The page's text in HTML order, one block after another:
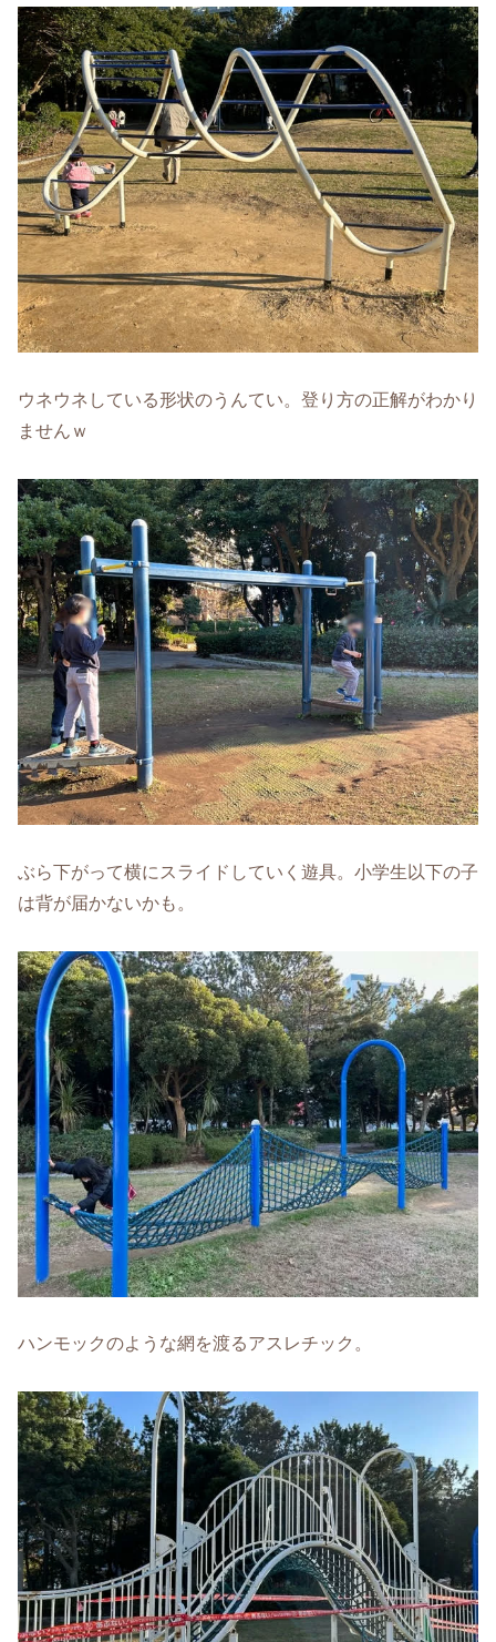
ウネウネしている形状のうんてい。登り方の正解がわかり
ませんｗ
ぶら下がって横にスライドしていく遊具。小学生以下の子
は背が届かないかも。
ハンモックのような網を渡るアスレチック。